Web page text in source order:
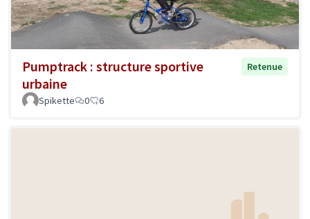
Pumptrack : structure sportive
urbaine
Retenue
Spikette 0 6